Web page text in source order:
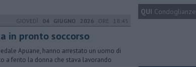
GIOVEDÌ 04 GIUGNO 2026 ORE 18:45
in pronto soccorso
Apuane, hanno arrestato un uomo di
a ferito la donna che stava lavorando
QUI Condoglianze